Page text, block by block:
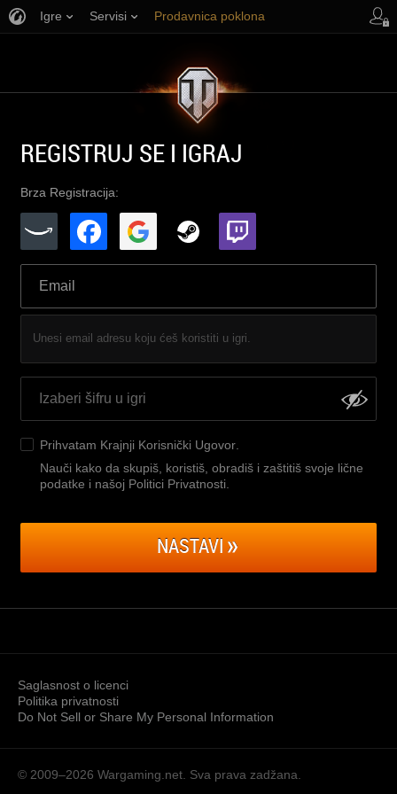
Igre Servisi Prodavnica poklona
REGISTRUJ SE I IGRAJ
Brza Registracija:
Unesi email adresu koju ćeš koristiti u igri.
Prihvatam Krajnji Korisnički Ugovor
Nauči kako da skupiš, koristiš, obradiš i zaštitiš svoje lične
podatke i našoj Politici Privatnosti
NASTAVI
Saglasnost o licenci
Politika privatnosti
Do Not Sell or Share My Personal Information
© 2009–2026 Wargaming.net. Sva prava zadžana.